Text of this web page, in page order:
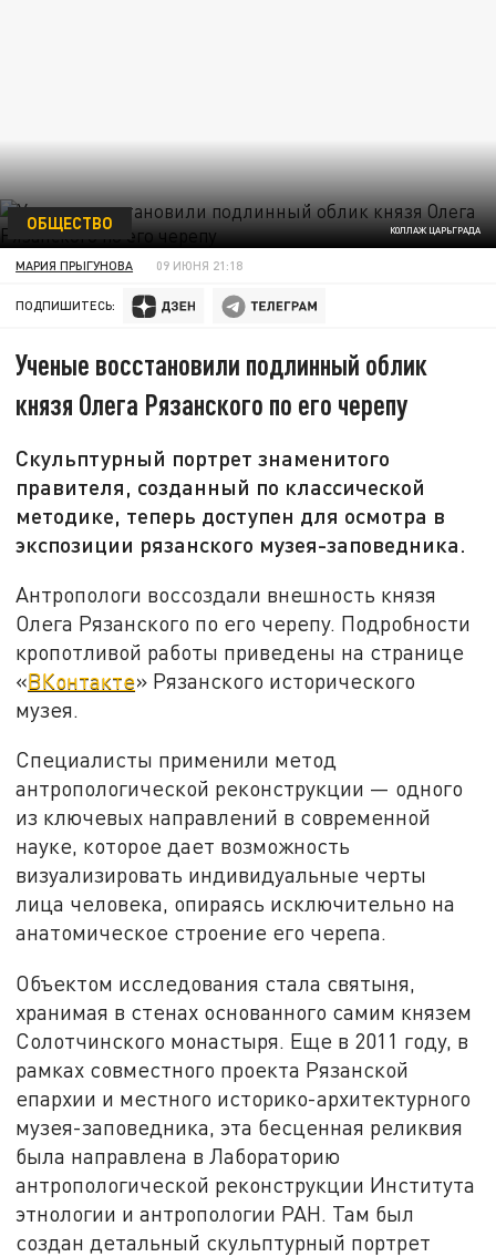
КОЛЛАЖ ЦАРЬГРАДА
ОБЩЕСТВО
МАРИЯ ПРЫГУНОВА 09 ИЮНЯ 21:18
ПОДПИШИТЕСЬ:
Ученые восстановили подлинный облик
князя Олега Рязанского по его черепу
Скульптурный портрет знаменитого
правителя, созданный по классической
методике, теперь доступен для осмотра в
экспозиции рязанского музея-заповедника.
Антропологи воссоздали внешность князя
Олега Рязанского по его черепу. Подробности
кропотливой работы приведены на странице
«ВКонтакте» Рязанского исторического
музея.
Специалисты применили метод
антропологической реконструкции — одного
из ключевых направлений в современной
науке, которое дает возможность
визуализировать индивидуальные черты
лица человека, опираясь исключительно на
анатомическое строение его черепа.
Объектом исследования стала святыня,
хранимая в стенах основанного самим князем
Солотчинского монастыря. Еще в 2011 году, в
рамках совместного проекта Рязанской
епархии и местного историко-архитектурного
музея-заповедника, эта бесценная реликвия
была направлена в Лабораторию
антропологической реконструкции Института
этнологии и антропологии РАН. Там был
создан детальный скульптурный портрет